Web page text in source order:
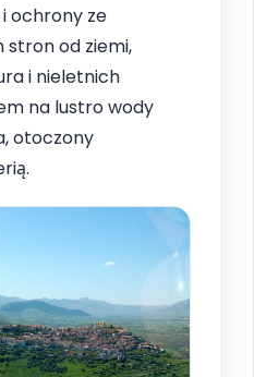
i ochrony ze
od ziemi,
i nieletnich
na lustro wody
otoczony